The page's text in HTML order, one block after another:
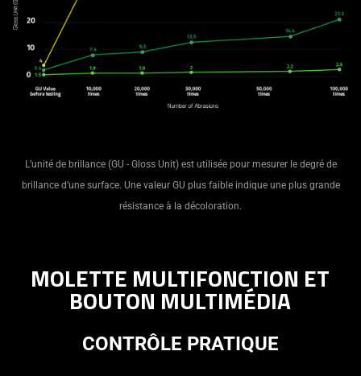
L’unité de brillance (GU - Gloss Unit) est utilisée pour mesurer le degré de
brillance d’une surface. Une valeur GU plus faible indique une plus grande
résistance à la décoloration.
MOLETTE MULTIFONCTION ET
BOUTON MULTIMÉDIA
CONTRÔLE PRATIQUE